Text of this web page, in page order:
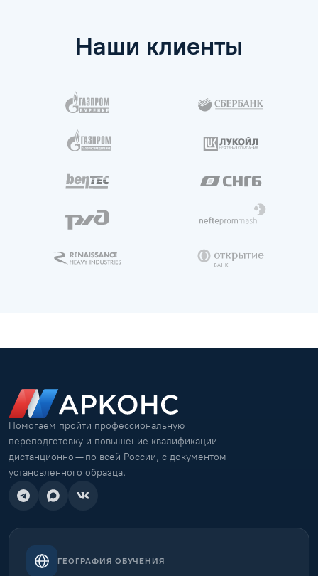
Наши клиенты
Помогаем пройти профессиональную
переподготовку и повышение квалификации
дистанционно — по всей России, с документом
установленного образца.
ГЕОГРАФИЯ ОБУЧЕНИЯ